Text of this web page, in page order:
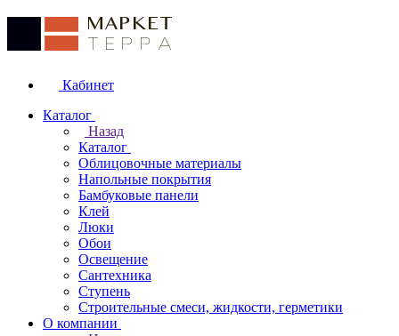
Кабинет
Каталог
Назад
Каталог
Облицовочные материалы
Напольные покрытия
Бамбуковые панели
Клей
Люки
Обои
Освещение
Сантехника
Ступень
Строительные смеси, жидкости, герметики
О компании